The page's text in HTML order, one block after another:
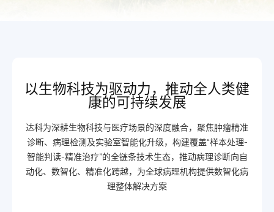
以生物科技为驱动力，推动全人类健
康的可持续发展
达科为深耕生物科技与医疗场景的深度融合，聚焦肿瘤精准
诊断、病理检测及实验室智能化升级，构建覆盖“样本处理-
智能判读-精准治疗”的全链条技术生态，推动病理诊断向自
动化、数智化、精准化跨越，为全球病理机构提供数智化病
理整体解决方案